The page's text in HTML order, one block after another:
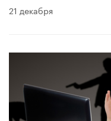
21 декабря